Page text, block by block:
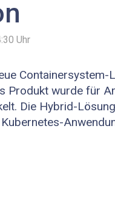
Uhr
Containersystem-
Produkt wurde für
Die Hybrid-